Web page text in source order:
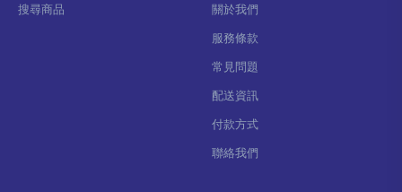
搜尋商品
關於我們
服務條款
常見問題
配送資訊
付款方式
聯絡我們